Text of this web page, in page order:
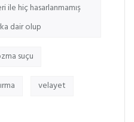
ile hiç hasarlanmamış
dair olup
suçu
velayet